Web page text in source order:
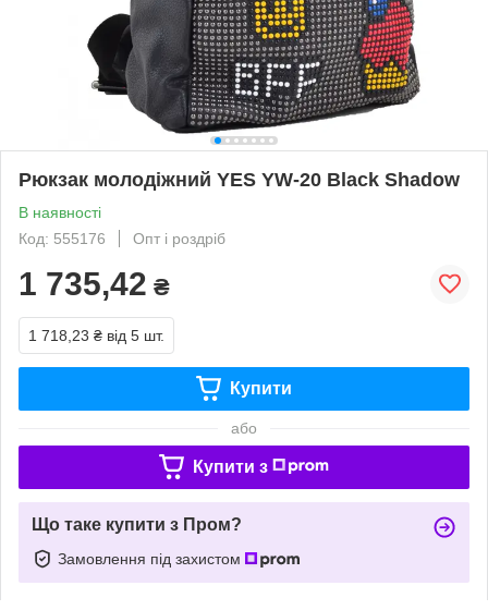
Рюкзак молодіжний YES YW-20 Black Shadow
В наявності
Код: 555176
Опт і роздріб
1 735,42 ₴
1 718,23 ₴ від 5 шт.
Купити
або
Купити з
Що таке купити з Пром?
Замовлення під захистом